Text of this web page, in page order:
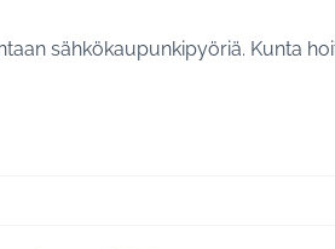
sähkökaupunkipyöriä. Kunta
Hyrylä
mukaan: Muut